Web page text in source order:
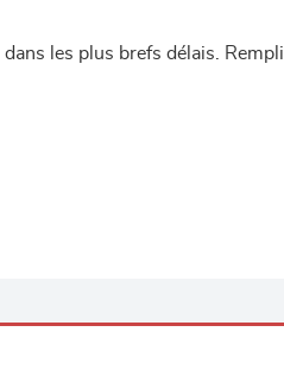
les plus brefs délais.